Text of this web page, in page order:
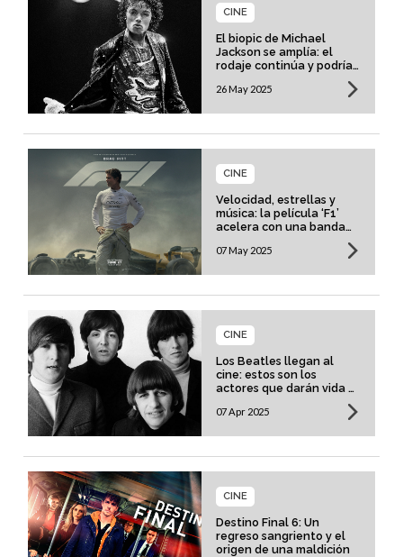
El biopic de Michael
Jackson se amplía: el
rodaje continúa y podría
convertirse en una saga
CINE
26 May 2025
Velocidad, estrellas y
música: la película ‘F1’
acelera con una banda
grandes nombres
CINE
07 May 2025
Los Beatles llegan al
cine: estos son los
actores que darán vida a
Liverpool
CINE
07 Apr 2025
Destino Final 6: Un
regreso sangriento y el
origen de una maldición
CINE